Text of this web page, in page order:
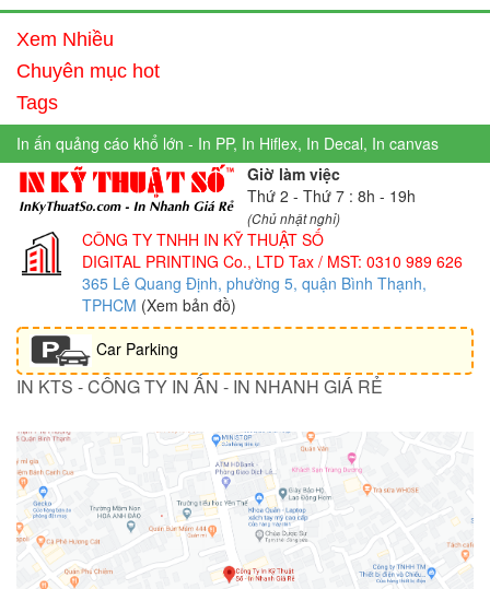
Xem Nhiều
Chuyên mục hot
Tags
In ấn quảng cáo khổ lớn - In PP, In Hiflex, In Decal, In canvas
Giờ làm việc
Thứ 2 - Thứ 7 : 8h - 19h
(Chủ nhật nghỉ)
CÔNG TY TNHH IN KỸ THUẬT SỐ
DIGITAL PRINTING Co., LTD Tax / MST: 0310 989 626
365 Lê Quang Định, phường 5, quận Bình Thạnh,
TPHCM (Xem bản đồ)
Car Parking
IN KTS - CÔNG TY IN ẤN - IN NHANH GIÁ RẺ